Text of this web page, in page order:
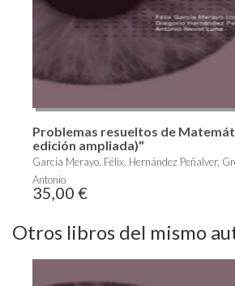
Problemas resueltos de
edición ampliada)"
García Merayo, Félix, Hernández Peñalver,
Antonio
35,00 €
Otros libros del mismo